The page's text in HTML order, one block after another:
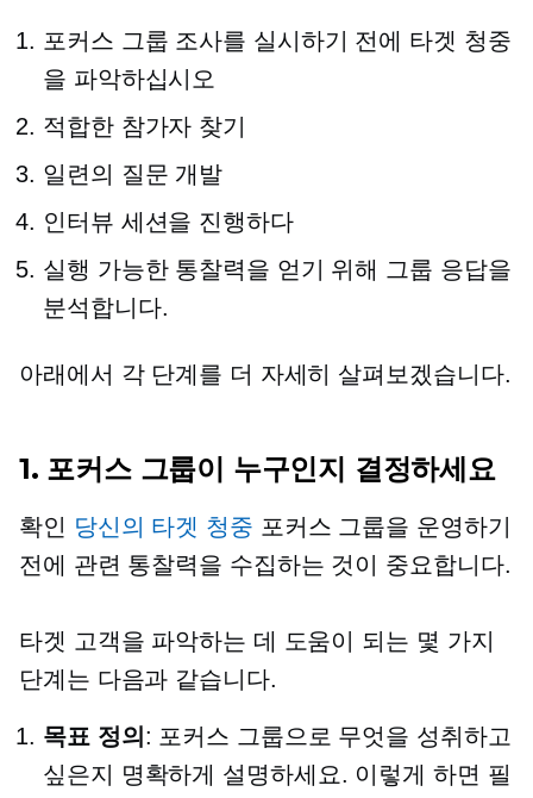
포커스 그룹 조사를 실시하기 전에 타겟 청중
을 파악하십시오
적합한 참가자 찾기
일련의 질문 개발
인터뷰 세션을 진행하다
실행 가능한 통찰력을 얻기 위해 그룹 응답을
분석합니다.
아래에서 각 단계를 더 자세히 살펴보겠습니다.
1. 포커스 그룹이 누구인지 결정하세요
확인 당신의 타겟 청중 포커스 그룹을 운영하기
전에 관련 통찰력을 수집하는 것이 중요합니다.
타겟 고객을 파악하는 데 도움이 되는 몇 가지
단계는 다음과 같습니다.
목표 정의 : 포커스 그룹으로 무엇을 성취하고
싶은지 명확하게 설명하세요. 이렇게 하면 필